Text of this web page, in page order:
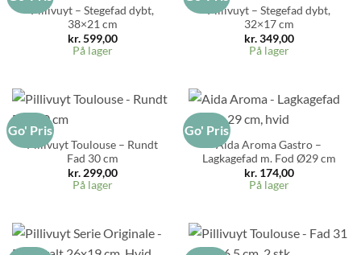
Pillivuyt – Stegefad dybt,
38×21 cm
kr.599,00
På lager
Pillivuyt – Stegefad dybt,
32×17 cm
kr.349,00
På lager
Go' Pris
Pillivuyt Toulouse – Rundt
Fad 30 cm
kr.299,00
På lager
Go' Pris
Aida Aroma Gastro –
Lagkagefad m. Fod Ø29 cm
kr.174,00
På lager